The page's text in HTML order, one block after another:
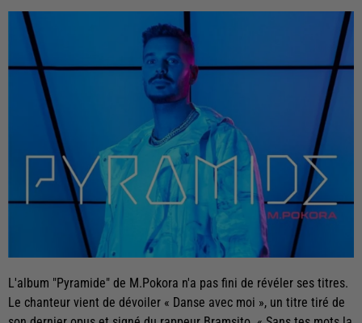
L'album "Pyramide" de M.Pokora n'a pas fini de révéler ses titres.
Le chanteur vient de dévoiler « Danse avec moi », un titre tiré de